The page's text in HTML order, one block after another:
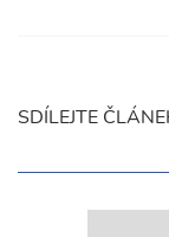
SDÍLEJTE